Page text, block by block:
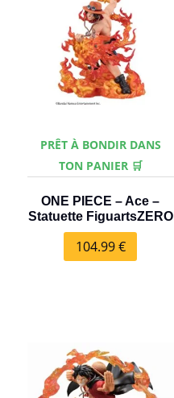
PRÊT À BONDIR DANS
TON PANIER 🛒
ONE PIECE – Ace –
Statuette FiguartsZERO
104.99€